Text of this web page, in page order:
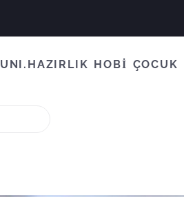
UNI.HAZIRLIK HOBİ ÇOCUK